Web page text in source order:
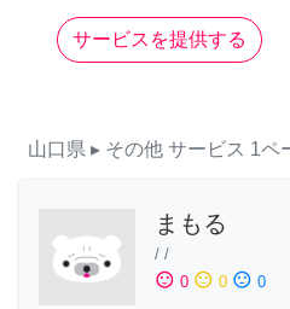
サービスを提供する
山口県 ▸ その他 サービス 1ペ
まもる
/ /
sentiment_satisfied 0 sentiment_neutral 0 sentiment_dissatisfied 0